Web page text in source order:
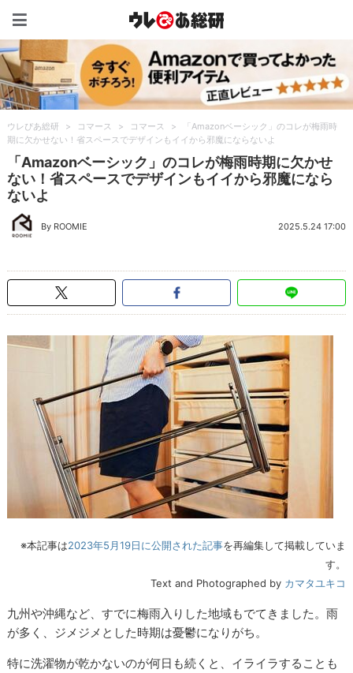
ウレぴあ総研 > コマース > コマース >
「Amazonベーシック」のコレが梅雨時
期に欠かせない！省スペースでデザインもイイから邪魔にならないよ
「Amazonベーシック」のコレが梅雨時期に欠かせ
ない！省スペースでデザインもイイから邪魔になら
ないよ
By ROOMIE 2025.5.24 17:00
※本記事は2023年5月19日に公開された記事を再編集して掲載していま
す。
Text and Photographed by カマタユキコ
九州や沖縄など、すでに梅雨入りした地域もでてきました。雨
が多く、ジメジメとした時期は憂鬱になりがち。
特に洗濯物が乾かないのが何日も続くと、イライラすることも